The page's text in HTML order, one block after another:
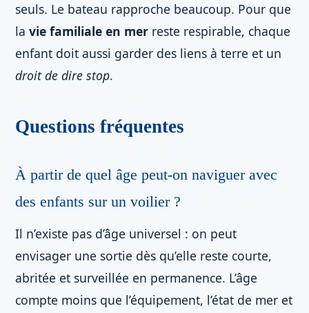
seuls. Le bateau rapproche beaucoup. Pour que
la vie familiale en mer reste respirable, chaque
enfant doit aussi garder des liens à terre et un
droit de dire stop.
Questions fréquentes
À partir de quel âge peut-on naviguer avec
des enfants sur un voilier ?
Il n’existe pas d’âge universel : on peut
envisager une sortie dès qu’elle reste courte,
abritée et surveillée en permanence. L’âge
compte moins que l’équipement, l’état de mer et